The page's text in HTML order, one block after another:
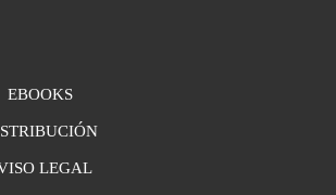
EBOOKS
LEGAL